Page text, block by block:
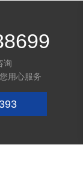
询
用心服务